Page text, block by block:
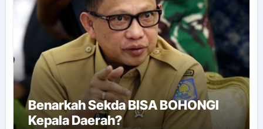
Benarkah Sekda BISA BOHONGI
Kepala Daerah?